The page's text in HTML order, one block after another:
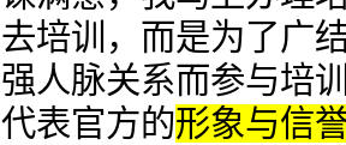
去培训，而是为了广
强人脉关系而参与培
代表官方的形象与信